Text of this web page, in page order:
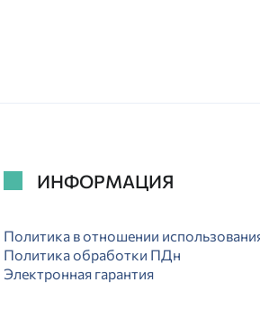
ИНФОРМАЦИЯ
Политика в отношении
Политика обработки ПДн
Электронная гарантия